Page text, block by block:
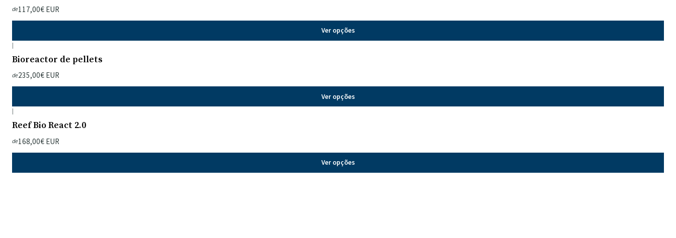
de117,00€ EUR
Ver opções
|
Bioreactor de pellets
de235,00€ EUR
Ver opções
|
Reef Bio React 2.0
de168,00€ EUR
Ver opções